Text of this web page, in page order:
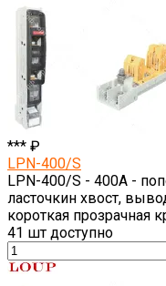
*** ₽
LPN-400/S
LPN-400/S - 400A -
ласточкин хвост,
короткая
41 шт доступно